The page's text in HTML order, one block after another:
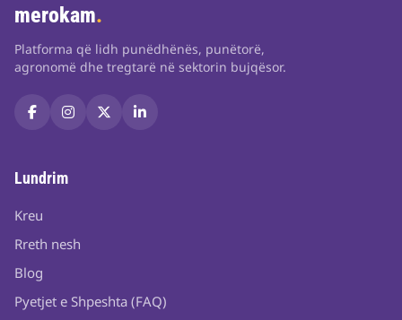
merokam.
Platforma që lidh punëdhënës, punëtorë,
agronomë dhe tregtarë në sektorin bujqësor.
Lundrim
Kreu
Rreth nesh
Blog
Pyetjet e Shpeshta (FAQ)